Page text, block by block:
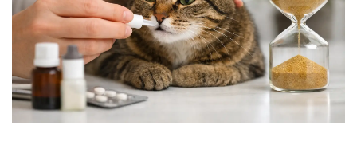
SUPLIMENTE
Suport Articular
Suport Digestiv